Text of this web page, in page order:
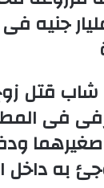
1.4 مليار جنيه فى
قتل
فى
به داخل